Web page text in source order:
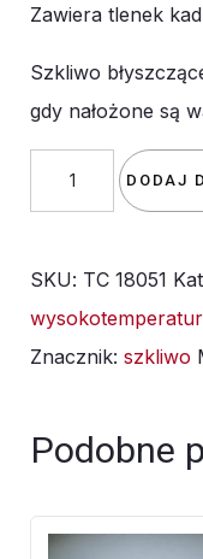
Zawiera tlenek
Szkliwo
gdy nałożone są
Szkliwo
18051
Potpourri
-
DODAJ
SKU: TC 18051
Znacznik: szkliwo
Podobne